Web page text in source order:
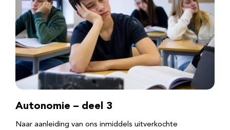
Autonomie – deel 3
Naar aanleiding van ons inmiddels uitverkochte